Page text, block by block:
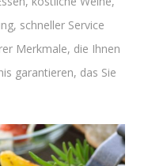
schneller Service
Merkmale, die Ihnen
garantieren, das Sie